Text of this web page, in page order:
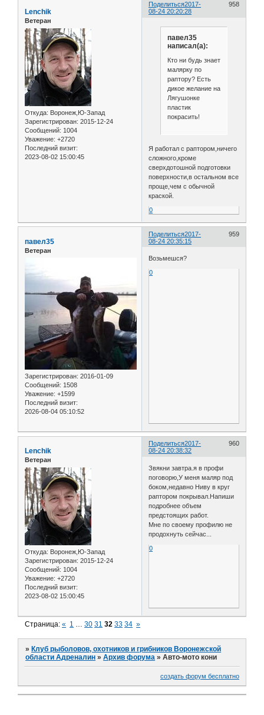
Поделиться 958
2017-
08-24 20:20:28
Lenchik
Ветеран
Откуда: Воронеж,Ю-Запад
Зарегистрирован: 2015-12-24
Сообщений: 1004
Уважение: +2720
Последний визит:
2023-08-02 15:00:45
павел35
написал(а):
Кто ни будь знает
малярку по
раптору? Есть
дикое желание на
Лягушонке
пластик
покрасить!
Я работал с раптором,ничего
сложного,кроме
сверхдотошной подготовки
поверхности,в остальном все
проще,чем с обычной
краской.
0
Поделиться 959
2017-
08-24 20:35:15
павел35
Ветеран
Зарегистрирован: 2016-01-09
Сообщений: 1508
Уважение: +1599
Последний визит:
2026-08-04 05:10:52
Возьмешся?
0
Поделиться 960
2017-
08-24 20:38:32
Lenchik
Ветеран
Откуда: Воронеж,Ю-Запад
Зарегистрирован: 2015-12-24
Сообщений: 1004
Уважение: +2720
Последний визит:
2023-08-02 15:00:45
Звякни завтра.я в профи
поговорю,У меня маляр под
боком,недавно Ниву в круг
раптором покрывал.Напиши
подробнее объем
предстоящих работ.
Мне по своему профилю не
продохнуть сейчас...
0
Страница:« 1 … 30 31 32 33 34 »
» Клуб рыболовов, охотников и грибников Воронежской
области Адреналин »Архив форума »Авто-мото кони
создать форум бесплатно